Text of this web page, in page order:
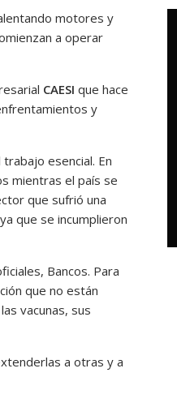
motores y
a operar
CAESI que hace
y
esencial. En
mientras el país se
que sufrió una
que se incumplieron
Bancos. Para
que no están
vacunas, sus
a otras y a